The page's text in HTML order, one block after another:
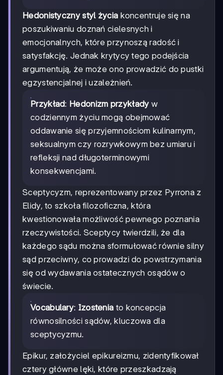
Hedonistyczny styl życia koncentruje się na
poszukiwaniu doznań cielesnych i
emocjonalnych, które przynoszą radość i
satysfakcję. Jednak krytycy tego podejścia
argumentują, że może ono prowadzić do pustki
egzystencjalnej i uzależnień.
Przykład: Hedonizm przykłady w
codziennym życiu mogą obejmować
oddawanie się przyjemnościom kulinarnym,
seksualnym czy rozrywkowym bez umiaru i
refleksji nad długoterminowymi
konsekwencjami.
Sceptycyzm, reprezentowany przez Pyrrona z
Elidy, to szkoła filozoficzna, która
kwestionowała możliwość pewnego poznania
rzeczywistości. Sceptycy twierdzili, że dla
każdego sądu można sformułować równie silny
sąd przeciwny, co prowadzi do powstrzymania
się od wydawania ostatecznych osądów o
świecie.
Vocabulary: Izostenia to koncepcja
równosilności sądów, kluczowa dla
sceptycyzmu.
Epikur, założyciel epikureizmu, zidentyfikował
cztery główne lęki, które przeszkadzają